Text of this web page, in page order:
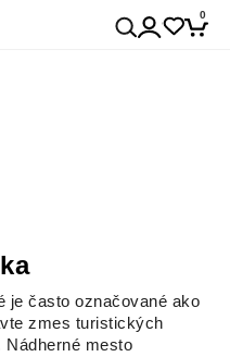
0
je často označované ako
zmes turistických
Nádherné mesto